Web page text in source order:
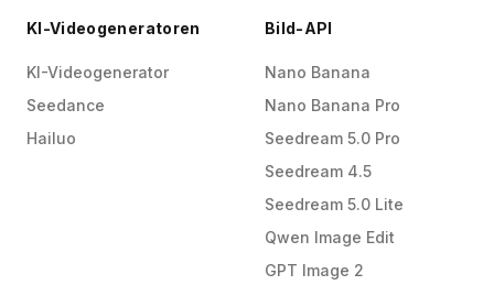
KI-Videogeneratoren
KI-Videogenerator
Seedance
Hailuo
Bild-API
Nano Banana
Nano Banana Pro
Seedream 5.0 Pro
Seedream 4.5
Seedream 5.0 Lite
Qwen Image Edit
GPT Image 2